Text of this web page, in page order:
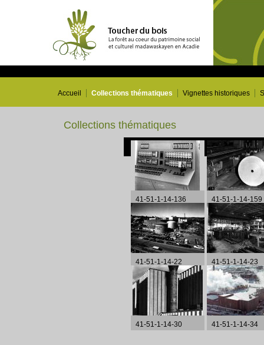
Accueil Collections thématiques Vignettes historiques
Collections thématiques
41-51-1-14-136 41-51-1-14-159
41-51-1-14-22 41-51-1-14-23
41-51-1-14-30 41-51-1-14-34